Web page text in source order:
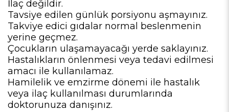
İlaç değildir.
Tavsiye edilen günlük porsiyonu aşmayınız.
Takviye edici gıdalar normal beslenmenin
yerine geçmez.
Çocukların ulaşamayacağı yerde saklayınız.
Hastalıkların önlenmesi veya tedavi edilmesi
amacı ile kullanılamaz.
Hamilelik ve emzirme dönemi ile hastalık
veya ilaç kullanılması durumlarında
doktorunuza danışınız.